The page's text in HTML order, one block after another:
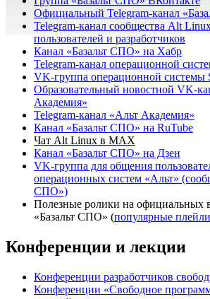
Официальный Telegram-канал
Telegram-канал сообщества Alt
пользователей и разработчиков
Канал «Базальт СПО» на Хабр
Telegram-канал операционной
VK-группа операционной системы
Образовательный новостной VK-
Академия»
Telegram-канал «Альт Академия»
Канал «Базальт СПО» на RuTube
Чат Alt Linux в MAX
Канал «Базальт СПО» на Дзен
VK-группа для общения
операционных систем «Альт»
СПО»)
Полезные ролики на официальных
«Базальт СПО» (популярные
Конференции и лекции
Конференции разработчиков
Конференции «Свободное